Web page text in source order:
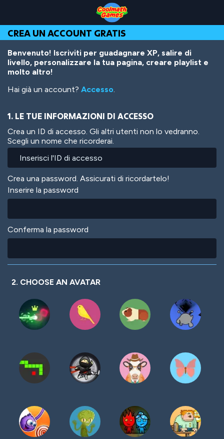
Top
of
Page
Navigation
Main
Content
Footer
contenuto
principale
CREA UN ACCOUNT GRATIS
Benvenuto! Iscriviti per guadagnare XP, salire di
livello, personalizzare la tua pagina, creare playlist e
molto altro!
Hai già un account? Accesso.
1. LE TUE INFORMAZIONI DI ACCESSO
Crea un ID di accesso. Gli altri utenti non lo vedranno.
Scegli un nome che ricorderai.
Crea una password. Assicurati di ricordartelo!
Inserire la password
Conferma la password
2. CHOOSE AN AVATAR